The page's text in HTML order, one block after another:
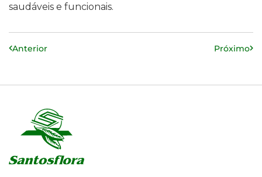
saudáveis e funcionais.
Anterior Próximo